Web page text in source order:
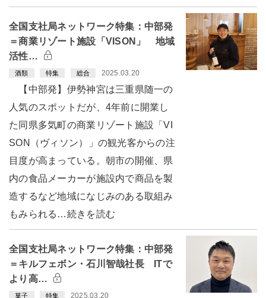
全国支社局ネットワーク特集：中部発
＝商業リゾート施設「VISON」 地域
活性…
酒類 特集 総合 2025.03.20
【中部発】伊勢神宮は三重県随一の
人気のスポットだが、4年前に開業し
た同県多気町の商業リゾート施設「VI
SON（ヴィソン）」の観光客からの注
目度が高まっている。朝市の開催、県
内の食品メーカーが施設内で商品を製
造するなど地域になじみのある取組み
もみられる…続きを読む
全国支社局ネットワーク特集：中部発
＝キルフェボン・石川智哉社長 ITで
より高…
菓子 特集 2025.03.20